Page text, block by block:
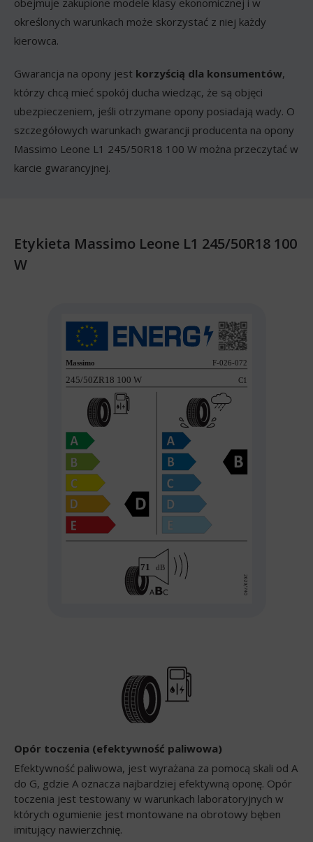
obejmuje zakupione modele klasy ekonomicznej i w
określonych warunkach może skorzystać z niej każdy
kierowca.
Gwarancja na opony jest korzyścią dla konsumentów,
którzy chcą mieć spokój ducha wiedząc, że są objęci
ubezpieczeniem, jeśli otrzymane opony posiadają wady. O
szczegółowych warunkach gwarancji producenta na opony
Massimo Leone L1 245/50R18 100 W można przeczytać w
karcie gwarancyjnej.
Etykieta Massimo Leone L1 245/50R18 100
W
Opór toczenia (efektywność paliwowa)
Efektywność paliwowa, jest wyrażana za pomocą skali od A
do G, gdzie A oznacza najbardziej efektywną oponę. Opór
toczenia jest testowany w warunkach laboratoryjnych w
których ogumienie jest montowane na obrotowy bęben
imitujący nawierzchnię.